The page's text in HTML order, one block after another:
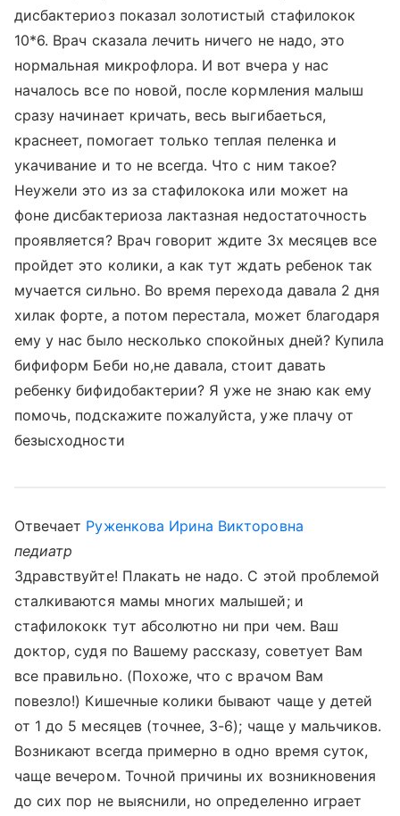
дисбактериоз показал золотистый стафилокок
10*6. Врач сказала лечить ничего не надо, это
нормальная микрофлора. И вот вчера у нас
началось все по новой, после кормления малыш
сразу начинает кричать, весь выгибаеться,
краснеет, помогает только теплая пеленка и
укачивание и то не всегда. Что с ним такое?
Неужели это из за стафилокока или может на
фоне дисбактериоза лактазная недостаточность
проявляется? Врач говорит ждите 3х месяцев все
пройдет это колики, а как тут ждать ребенок так
мучается сильно. Во время перехода давала 2 дня
хилак форте, а потом перестала, может благодаря
ему у нас было несколько спокойных дней? Купила
бифиформ Беби но,не давала, стоит давать
ребенку бифидобактерии? Я уже не знаю как ему
помочь, подскажите пожалуйста, уже плачу от
безысходности
Отвечает Руженкова Ирина Викторовна
педиатр
Здравствуйте! Плакать не надо. С этой проблемой
сталкиваются мамы многих малышей; и
стафилококк тут абсолютно ни при чем. Ваш
доктор, судя по Вашему рассказу, советует Вам
все правильно. (Похоже, что с врачом Вам
повезло!) Кишечные колики бывают чаще у детей
от 1 до 5 месяцев (точнее, 3-6); чаще у мальчиков.
Возникают всегда примерно в одно время суток,
чаще вечером. Точной причины их возникновения
до сих пор не выяснили, но определенно играет